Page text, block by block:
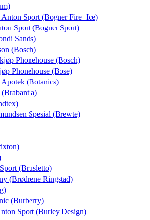
Sport (Bogner Fire+Ice)
Sport (Bogner Sport)
Sands)
(Bosch)
Phonehouse (Bosch)
Phonehouse (Bose)
(Botanics)
Spesial (Brewte)
(Brusletto)
(Brødrene Ringstad)
(Burberry)
Sport (Burley Design)